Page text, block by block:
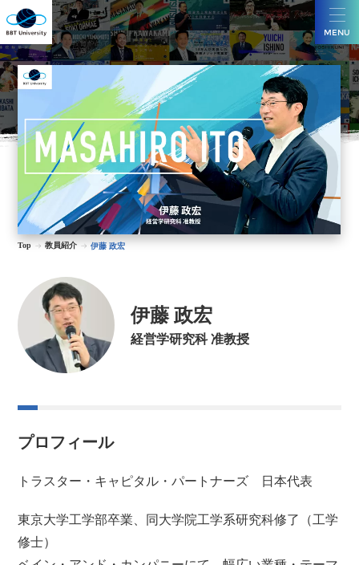
MENU
Top 教員紹介 伊藤 政宏
伊藤 政宏
経営学研究科 准教授
プロフィール
トラスター・キャピタル・パートナーズ 日本代表
東京大学工学部卒業、同大学院工学系研究科修了（工学
修士）